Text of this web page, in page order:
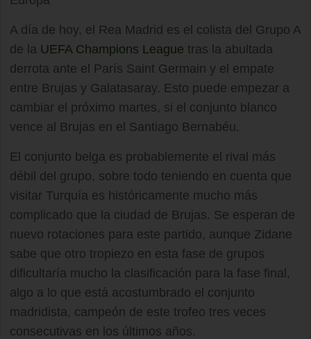
A día de hoy, el Rea Madrid es el colista del Grupo A
de la UEFA Champions League tras la abultada
derrota ante el París Saint Germain y el empate
entre Brujas y Galatasaray. Esto puede empezar a
cambiar el próximo martes, si el conjunto blanco
vence al Brujas en el Santiago Bernabéu.
El conjunto belga es probablemente el rival más
débil del grupo, sobre todo teniendo en cuenta que
visitar Turquía es históricamente mucho más
complicado que la ciudad de Brujas. Se esperan de
nuevo rotaciones para este partido, aunque Zidane
sabe que otro tropiezo en esta fase de grupos
dificultaría mucho la clasificación para la fase final,
algo a lo que está acostumbrado el conjunto
madridista, campeón de este trofeo tres veces
consecutivas en los últimos años.